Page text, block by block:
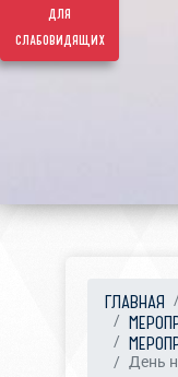
для
слабовидящих
ГЛАВНАЯ
День